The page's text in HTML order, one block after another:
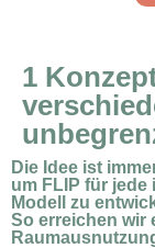
1
Die Idee ist
um FLIP für
Modell zu
So erreichen wir